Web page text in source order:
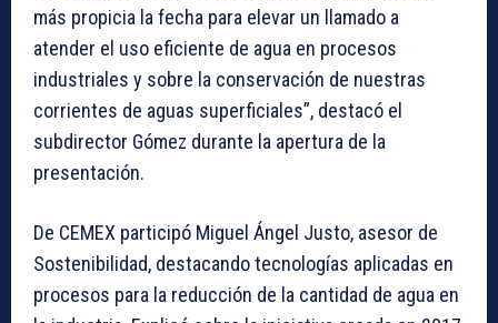
más propicia la fecha para elevar un llamado a
atender el uso eficiente de agua en procesos
industriales y sobre la conservación de nuestras
corrientes de aguas superficiales”, destacó el
subdirector Gómez durante la apertura de la
presentación.
De CEMEX participó Miguel Ángel Justo, asesor de
Sostenibilidad, destacando tecnologías aplicadas en
procesos para la reducción de la cantidad de agua en